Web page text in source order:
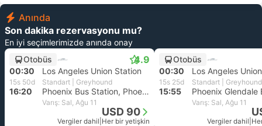
Anında
Son dakika rezervasyonu mu?
En iyi seçimlerimizde anında onay
Otobüs
4.9
00:30 Los Angeles Union Station
15s 50d Standart | Greyhound
16:20 Phoenix Bus Station, Phoenix Airport
Varış: Sal, Ağu 11
USD 90
Vergiler dahil Her bir yetişkin
Otobüs
00:30
Los Angeles
15s 25d Standart | Greyhound
15:55 Phoenix Glendale
Varış: Sal, Ağu 11
Vergiler dahil